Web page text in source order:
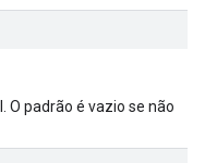
O padrão é vazio se não